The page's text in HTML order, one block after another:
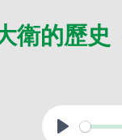
的歷史